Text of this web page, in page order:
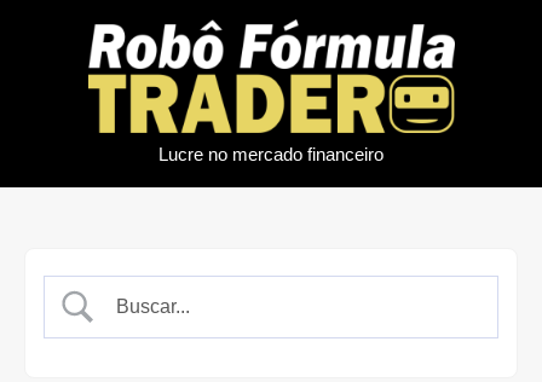
Lucre no mercado financeiro